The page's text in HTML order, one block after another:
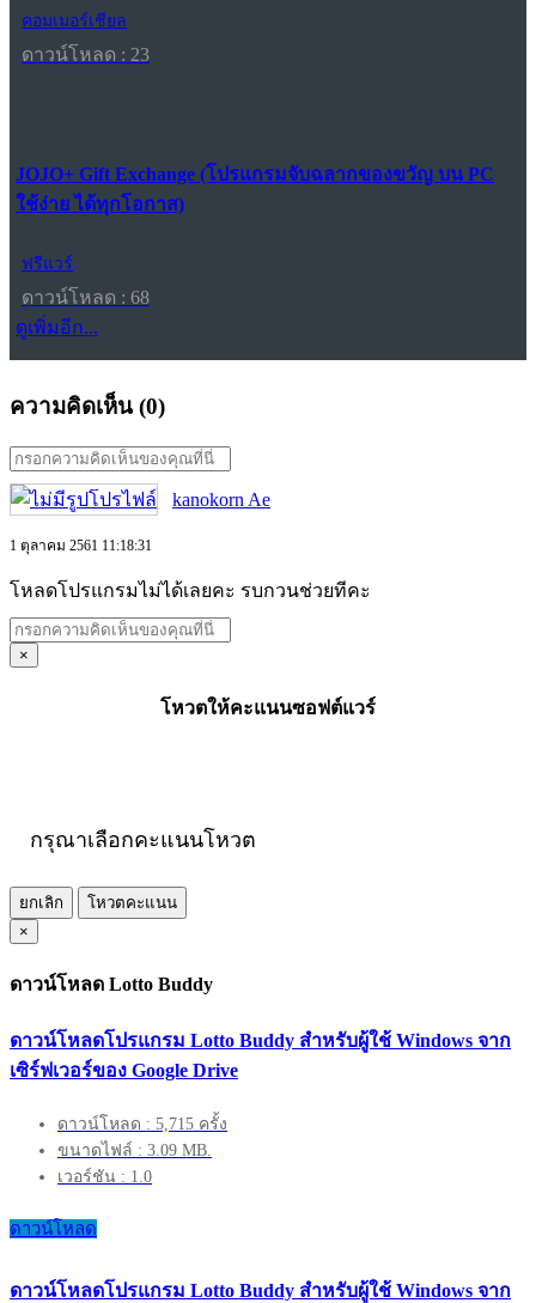
คอมเมอร์เชียล
ดาวน์โหลด : 23
JOJO+ Gift Exchange (โปรแกรมจับฉลากของขวัญ บน PC
ใช้ง่าย ได้ทุกโอกาส)
ฟรีแวร์
ดาวน์โหลด : 68
ดูเพิ่มอีก...
ความคิดเห็น (0)
kanokorn Ae
1 ตุลาคม 2561 11:18:31
โหลดโปรแกรมไม่ได้เลยคะ รบกวนช่วยทีคะ
×
โหวตให้คะแนนซอฟต์แวร์
กรุณาเลือกคะแนนโหวต
ยกเลิก
โหวตคะแนน
×
ดาวน์โหลด Lotto Buddy
ดาวน์โหลดโปรแกรม Lotto Buddy สำหรับผู้ใช้ Windows จาก
เซิร์ฟเวอร์ของ Google Drive
ดาวน์โหลด : 5,715 ครั้ง
ขนาดไฟล์ : 3.09 MB.
เวอร์ชัน : 1.0
ดาวน์โหลด
ดาวน์โหลดโปรแกรม Lotto Buddy สำหรับผู้ใช้ Windows จาก